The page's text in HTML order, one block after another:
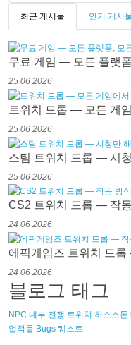
최근 게시물 인기 게시
무료 게임 — 모든 플랫
25 06 2026
트위치 드롭 — 모든 게
25 06 2026
스팀 트위치 드롭 — 시
25 06 2026
CS2 트위치 드롭 — 작
24 06 2026
에픽게임즈 트위치 드
24 06 2026
블로그 태그
NPC 내부 전쟁 트위치 하스스톤
업적들 Bugs 퀘스트